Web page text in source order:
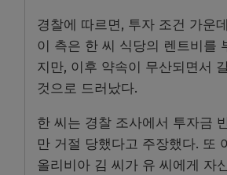
경찰에 따르면, 투자 조건 가운
이 측은 한 씨 식당의 렌트비를
지만, 이후 약속이 무산되면서
것으로 드러났다.
한 씨는 경찰 조사에서 투자금
만 거절 당했다고 주장했다. 또
올리비아 김 씨가 유 씨에게 자